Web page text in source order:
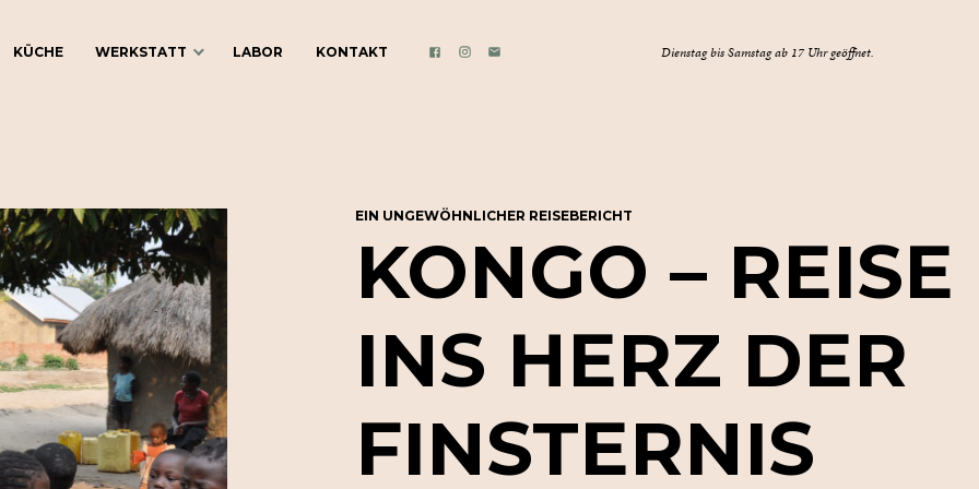
KÜCHE WERKSTATT
KULTURVEREIN
GUTSCHEINE
COCKTAILKURSE
COCKTAIL-CATERING
WERKSTATT MIETEN
LABOR KONTAKT FACEBOOK
INSTAGRAM
E-
Dienstag bis Samstag ab 17 Uhr geöffnet.
EIN UNGEWÖHNLICHER REISEBERICHT
KONGO – REISE
INS HERZ DER
FINSTERNIS